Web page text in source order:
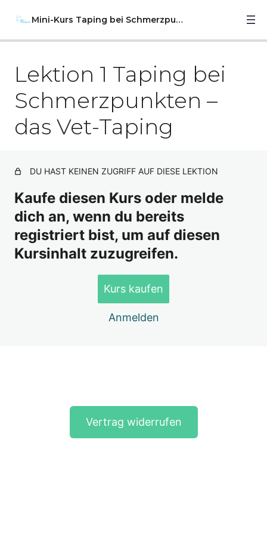
Mini-Kurs Taping bei Schmerzpunkten
Vorwort und wichtige Hinweise
Anatomie-Hilfen
Lektion 1 Taping bei Schmerzpunkten – das Vet-
Taping
du
Lektion 4 Taping bei Schmerzpunkten – das
Schmerzkreuz in verschiedenen Größen
Lektion 5 Taping bei Schmerzpunkten – Crosstapes bei
Schmerz- und Triggerpunkten
Lektion 6 Taping bei Schmerzpunkten – Schmerz-
Lektion 7 Taping bei Schmerzpunkten – Faszientapes
Lektion 1 Taping bei
Schmerzpunkten –
das Vet-Taping
DU HAST KEINEN ZUGRIFF AUF DIESE LEKTION
Kaufe diesen Kurs oder melde
dich an, wenn du bereits
registriert bist, um auf diesen
Kursinhalt zuzugreifen.
Kurs kaufen
Anmelden
Vertrag widerrufen